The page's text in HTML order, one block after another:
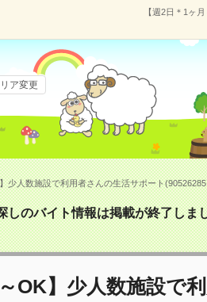
【週2日＊1ヶ
ア変更
少人数施設で利用者さんの生活サポート
しのバイト情報は掲載が終了しま
OK】少人数施設で